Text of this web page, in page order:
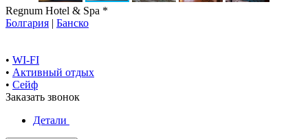
Regnum Hotel & Spa *
Болгария | Банско
• WI-FI
• Активный отдых
• Сейф
Заказать звонок
Детали